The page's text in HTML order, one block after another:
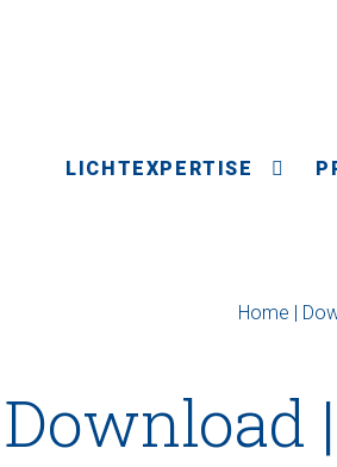
LICHTEXPERTISE
Home
Download